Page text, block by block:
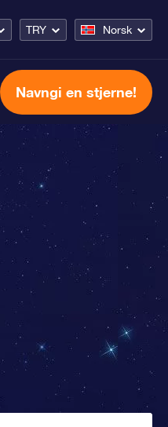
TRY Norsk
Navngi en stjerne!